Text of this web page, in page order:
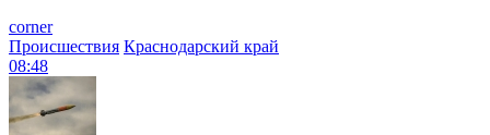
corner
Происшествия Краснодарский край
08:48